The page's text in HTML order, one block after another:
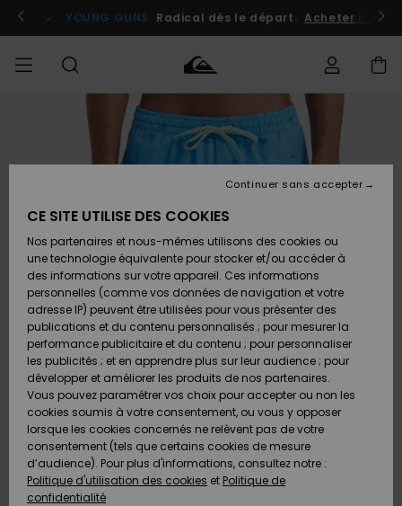
l'information
le
Se connecter / s'inscrire
YOUNG GUNS Radical dès le départ. Acheter
Vêtements
Chaussures
& Tongs
Surf
Snow
Nouveautés
Vêtements
Chaussures
& Tongs
Surf
Snow
Nouveautés
FEMME
Shop
A
Découvrir
Snow
SURF
Surf
Shop
Surf
Shop
Enfant
Highlights
Communauté
SNOW
Snow
Shop
Snow
Shop
Enfant
Snow
Shop
Femme
A
Découvrir
Communauté
OUTLET
Outlet
Homme
Enfant
Outlet
Femme
AIDE &
CONTACT
Accéder à
ma
commande
Retours
Paiement
Carte
Cadeau
Quiksilver
Freedom
Protection
des
MAGASINS
CE SITE UTILISE DES COOKIES
Nos partenaires et nous-mêmes utilisons des cookies ou
une technologie équivalente pour stocker et/ou accéder à
des informations sur votre appareil. Ces informations
personnelles (comme vos données de navigation et votre
adresse IP) peuvent être utilisées pour vous présenter des
publications et du contenu personnalisés ; pour mesurer la
performance publicitaire et du contenu ; pour personnaliser
les publicités ; et en apprendre plus sur leur audience ; pour
développer et améliorer les produits de nos partenaires.
Vous pouvez paramétrer vos choix pour accepter ou non les
cookies soumis à votre consentement, ou vous y opposer
lorsque les cookies concernés ne relèvent pas de votre
consentement (tels que certains cookies de mesure
d’audience). Pour plus d'informations, consultez notre :
Politique d'utilisation des cookies et Politique de
confidentialité
Continuer sans accepter